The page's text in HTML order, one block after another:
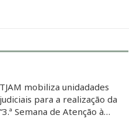
TJAM mobiliza unidadades
judiciais para a realização da
“3.ª Semana de Atenção à…